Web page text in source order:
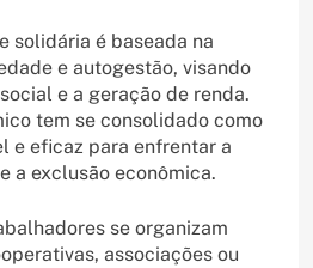
solidária é baseada na
e autogestão, visando
e a geração de renda.
tem se consolidado como
e eficaz para enfrentar a
a exclusão econômica.
se organizam
associações ou